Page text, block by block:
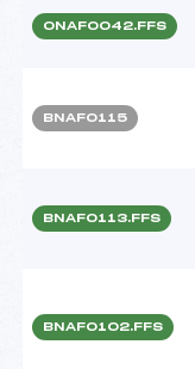
ONAF0042.FFS
BNAF0115
BNAF0113.FFS
BNAF0102.FFS